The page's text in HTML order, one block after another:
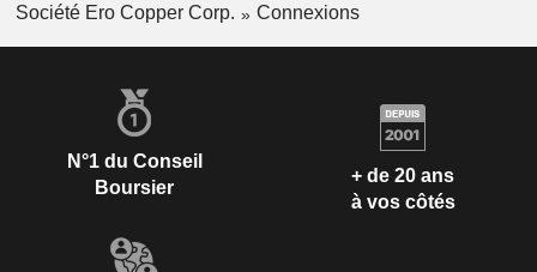
Société Ero Copper Corp.
Connexions
N°1 du Conseil
Boursier
+ de 20 ans
à vos côtés